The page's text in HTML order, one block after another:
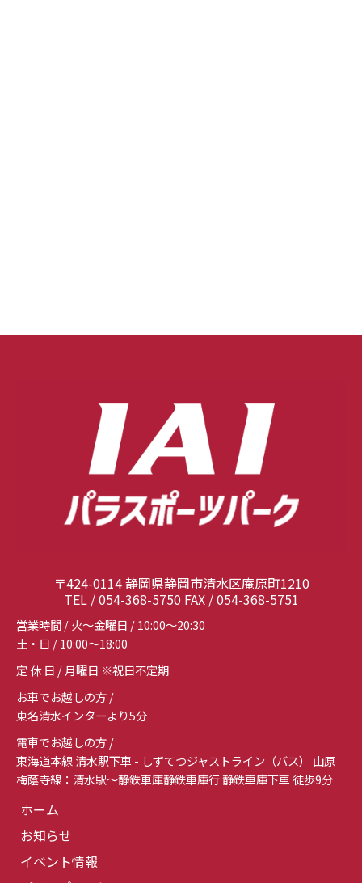
〒424-0114 静岡県静岡市清水区庵原町1210
TEL / 054-368-5750 FAX / 054-368-5751
営業時間 / 火～金曜日 / 10:00～20:30
土・日 / 10:00～18:00
定 休 日 / 月曜日 ※祝日不定期
お車でお越しの方 /
東名清水インターより5分
電車でお越しの方 /
東海道本線 清水駅下車 - しずてつジャストライン（バス） 山原
梅蔭寺線：清水駅～静鉄車庫静鉄車庫行 静鉄車庫下車 徒歩9分
ホーム
お知らせ
イベント情報